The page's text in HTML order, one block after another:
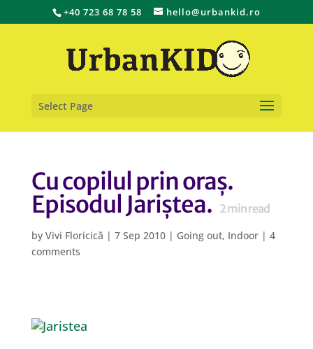
+40 723 68 78 58 hello@urbankid.ro
Select Page
Cu copilul prin oraș.
Episodul Jariștea. 2min read
by Vivi Floricică | 7 Sep 2010| Going out, Indoor| 4
comments